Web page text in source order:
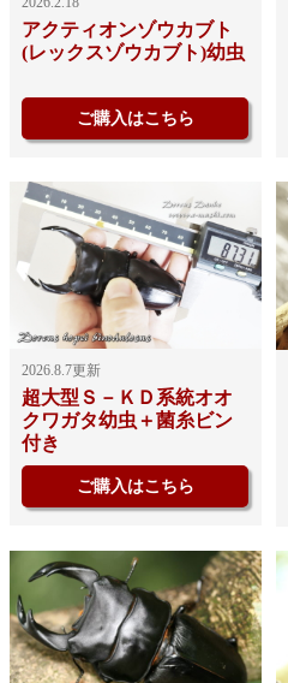
アクティオンゾウカブト
(レックスゾウカブト)幼虫
ご購入はこちら
2026.8.7更新
超大型Ｓ－ＫＤ系統オオ
クワガタ幼虫＋菌糸ビン
付き
ご購入はこちら